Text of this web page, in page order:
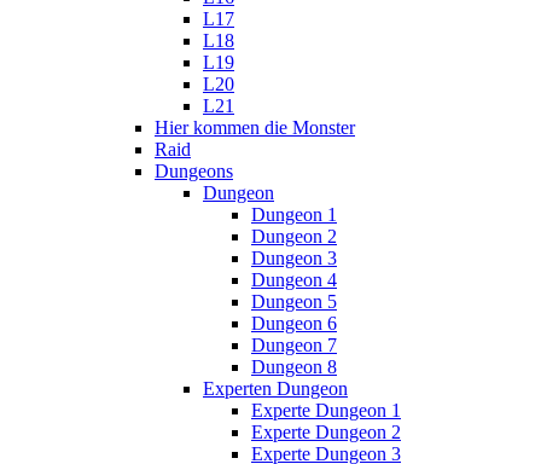
L17
L18
L19
L20
L21
Hier kommen die Monster
Raid
Dungeons
Dungeon
Dungeon 1
Dungeon 2
Dungeon 3
Dungeon 4
Dungeon 5
Dungeon 6
Dungeon 7
Dungeon 8
Experten Dungeon
Experte Dungeon 1
Experte Dungeon 2
Experte Dungeon 3